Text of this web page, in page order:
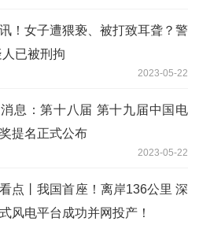
！女子遭猥亵、被打致耳聋？警
已被刑拘
2023-05-22
息：第十八届 第十九届中国电
提名正式公布
2023-05-22
点丨我国首座！离岸136公里 深
风电平台成功并网投产！